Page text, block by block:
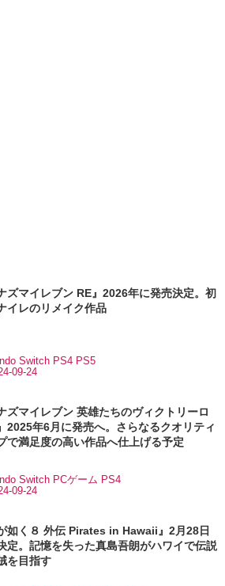
ズマイレブン RE』2026年に発売決定。初
イレのリメイク作品
09-24
Switch PS4 PS5
ズマイレブン 英雄たちのヴィクトリーロ
2025年6月に発売へ。さらなるクオリティ
で満足度の高い作品へ仕上げる予定
09-24
Switch PCゲーム PS4
如く８ 外伝 Pirates in Hawaii』2月28日
定。記憶を失った真島吾朗がハワイで伝説
を目指す